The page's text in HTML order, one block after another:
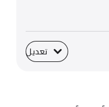
تعديل
لوحة المفاتيح